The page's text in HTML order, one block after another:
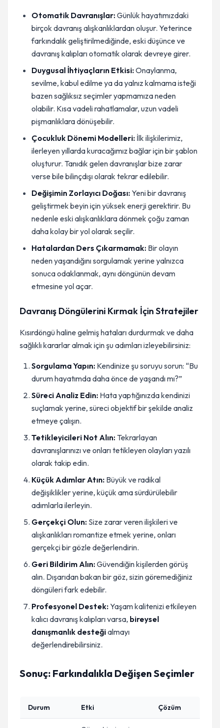
Otomatik Davranışlar:Günlük hayatımızdaki
birçok davranış alışkanlıklardan oluşur. Yeterince
farkındalık geliştirilmediğinde, eski düşünce ve
davranış kalıpları otomatik olarak devreye girer.
Duygusal İhtiyaçların Etkisi:Onaylanma,
sevilme, kabul edilme ya da yalnız kalmama isteği
bazen sağlıksız seçimler yapmamıza neden
olabilir. Kısa vadeli rahatlamalar, uzun vadeli
pişmanlıklara dönüşebilir.
Çocukluk Dönemi Modelleri: İlk ilişkilerimiz,
ilerleyen yıllarda kuracağımız bağlar için bir şablon
oluşturur. Tanıdık gelen davranışlar bize zarar
verse bile bilinçdışı olarak tekrar edilebilir.
Değişimin Zorlayıcı Doğası:Yeni bir davranış
geliştirmek beyin için yüksek enerji gerektirir. Bu
nedenle eski alışkanlıklara dönmek çoğu zaman
daha kolay bir yol olarak seçilir.
Hatalardan Ders Çıkarmamak: Bir olayın
neden yaşandığını sorgulamak yerine yalnızca
sonuca odaklanmak, aynı döngünün devam
etmesine yol açar.
Davranış Döngülerini Kırmak İçin Stratejiler
Kısırdöngü haline gelmiş hataları durdurmak ve daha
sağlıklı kararlar almak için şu adımları izleyebilirsiniz:
Sorgulama Yapın: Kendinize şu soruyu sorun: “Bu
durum hayatımda daha önce de yaşandı mı?”
Süreci Analiz Edin: Hata yaptığınızda kendinizi
suçlamak yerine, süreci objektif bir şekilde analiz
etmeye çalışın.
Tetikleyicileri Not Alın: Tekrarlayan
davranışlarınızı ve onları tetikleyen olayları yazılı
olarak takip edin.
Küçük Adımlar Atın: Büyük ve radikal
değişiklikler yerine, küçük ama sürdürülebilir
adımlarla ilerleyin.
Gerçekçi Olun: Size zarar veren ilişkileri ve
alışkanlıkları romantize etmek yerine, onları
gerçekçi bir gözle değerlendirin.
Geri Bildirim Alın:Güvendiğin kişilerden görüş
alın. Dışarıdan bakan bir göz, sizin göremediğiniz
döngüleri fark edebilir.
Profesyonel Destek:Yaşam kalitenizi etkileyen
kalıcı davranış kalıpları varsa, bireysel
danışmanlık desteğialmayı
değerlendirebilirsiniz.
Sonuç: Farkındalıkla Değişen Seçimler
Durum Etki Çözüm